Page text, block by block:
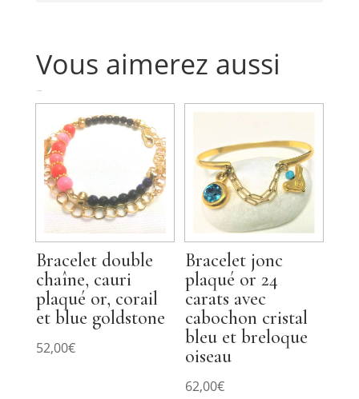
Vous aimerez aussi
Bracelet double
chaîne, cauri
plaqué or, corail
et blue goldstone
52,00€
Bracelet jonc
plaqué or 24
carats avec
cabochon cristal
bleu et breloque
oiseau
62,00€